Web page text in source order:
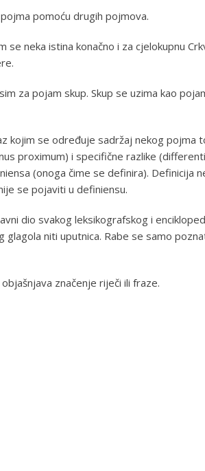
pomoću drugih pojmova.
neka istina konačno i za cjelokupnu
za pojam skup. Skup se uzima kao
kojim se određuje sadržaj nekog pojma
proximum) i specifične razlike
(onoga čime se definira). Definicija
se pojaviti u definiensu.
dio svakog leksikografskog i
glagola niti uputnica. Rabe se samo
značenje riječi ili fraze.